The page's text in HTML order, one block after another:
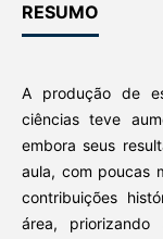
RESUMO
A produção de
ciências teve
embora seus
aula, com poucas
contribuições
área,